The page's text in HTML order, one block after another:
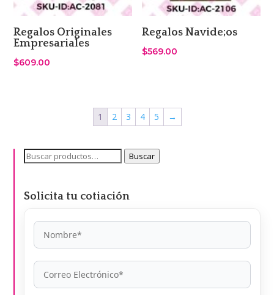
Regalos Originales
Empresariales
$609.00
Regalos Navide;os
$569.00
1 2 3 4 5 →
Buscar
Buscar
Solicita tu cotiación